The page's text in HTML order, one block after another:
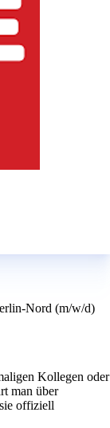
Nord (m/w/d)
Kollegen oder
man über
offiziell